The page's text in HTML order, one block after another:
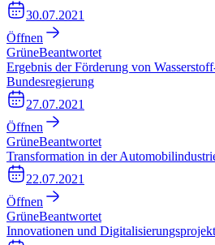
30.07.2021
Öffnen
GrüneBeantwortet
Ergebnis der Förderung von
Bundesregierung
27.07.2021
Öffnen
GrüneBeantwortet
Transformation in der
22.07.2021
Öffnen
GrüneBeantwortet
Innovationen und